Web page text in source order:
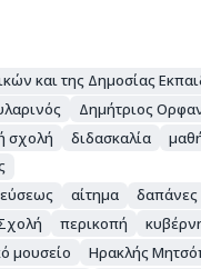
και της Δημοσίας
Δημήτριος
σχολή διδασκαλία
αίτημα
δαπάνες
περικοπή
μουσείο
Ηρακλής